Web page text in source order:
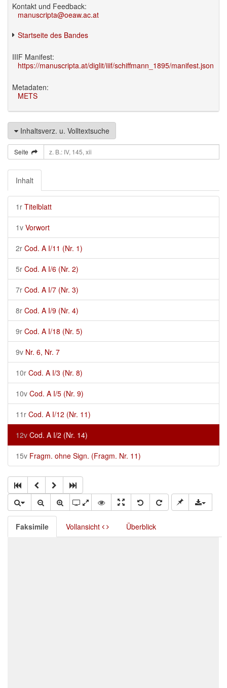
Kontakt und Feedback:
manuscripta@oeaw.ac.at
Startseite des Bandes
IIIF Manifest:
https://manuscripta.at/diglit/iiif/schiffmann_1895/manifest.json
Metadaten:
METS
Inhaltsverz. u. Volltextsuche
Seite
Inhalt
1r Titelblatt
1v Vorwort
2r Cod. A I/11 (Nr. 1)
5r Cod. A I/6 (Nr. 2)
7r Cod. A I/7 (Nr. 3)
8r Cod. A I/9 (Nr. 4)
9r Cod. A I/18 (Nr. 5)
9v Nr. 6, Nr. 7
10r Cod. A I/3 (Nr. 8)
10v Cod. A I/5 (Nr. 9)
11r Cod. A I/12 (Nr. 11)
12v Cod. A I/2 (Nr. 14)
15v Fragm. ohne Sign. (Fragm. Nr. 11)
Faksimile Vollansicht Überblick